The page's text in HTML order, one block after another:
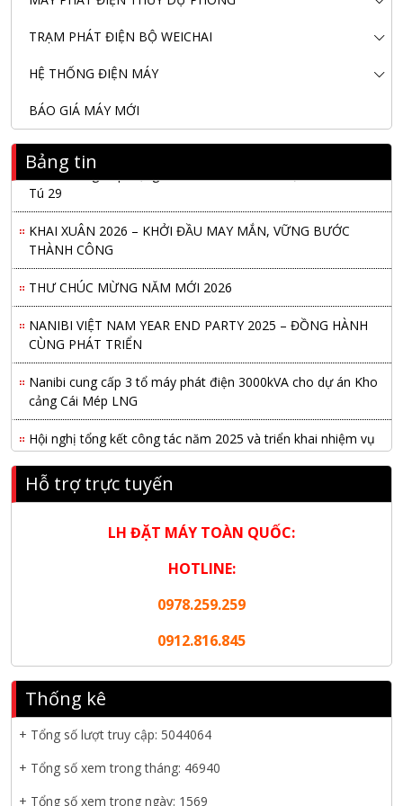
TRẠM PHÁT ĐIỆN BỘ WEICHAI
HỆ THỐNG ĐIỆN MÁY
BÁO GIÁ MÁY MỚI
Bảng tin
Nanibi Cung Cấp Động Cơ Weichai Cho Tàu Vận Tải Minh
Tú 29
KHAI XUÂN 2026 – KHỞI ĐẦU MAY MẮN, VỮNG BƯỚC
THÀNH CÔNG
THƯ CHÚC MỪNG NĂM MỚI 2026
NANIBI VIỆT NAM YEAR END PARTY 2025 – ĐỒNG HÀNH
CÙNG PHÁT TRIỂN
Nanibi cung cấp 3 tổ máy phát điện 3000kVA cho dự án Kho
cảng Cái Mép LNG
Hội nghị tổng kết công tác năm 2025 và triển khai nhiệm vụ
năm 2026 do chi hội tàu du lịch Hạ Long
NANIBI khai trương văn phòng Ninh Bình & kỷ niệm 15 năm
Nanibi Cung Cấp Động Cơ Weichai Cho Tàu Vận Tải Minh
KHAI XUÂN 2026 – KHỞI ĐẦU MAY MẮN, VỮNG BƯỚC
THÀNH CÔNG
THƯ CHÚC MỪNG NĂM MỚI 2026
CÙNG PHÁT TRIỂN
Hỗ trợ trực tuyến
LH ĐẶT MÁY TOÀN QUỐC:
HOTLINE:
0978.259.259
0912.816.845
Thống kê
+ Tổng số lượt truy cập: 5044064
+ Tổng số xem trong tháng: 46940
+ Tổng số xem trong ngày: 1569